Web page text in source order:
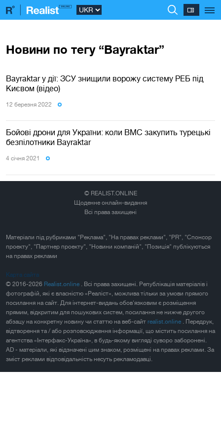
Новини по тегу “Bayraktar”
Bayraktar у дії: ЗСУ знищили ворожу систему РЕБ під
Києвом (відео)
12 березня 2022
Бойові дрони для України: коли ВМС закупить турецькі
безпілотники Bayraktar
4 сiчня 2021
© REALIST.ONLINE
Щоденне онлайн-видання
Всі права захищені
Матеріали під рубриками "Реклама", "На правах реклами", "PR", "Спонсор
проекту", "Партнер проекту", "Новини компаній", "Позиція" публікуються
на правах реклами
Карта сайта
© 2016-2026 Realist.online
. Всі права захищені. Републікація матеріалів і
фотографій, які є власністю «Реаліст», можлива тільки за умови прямого
посилання на сайт. Для інтернет-видань обов'язковим є розміщення
прямим, відкритим для пошукових систем, посилання не нижче другого
абзацу на конкретну новину чи статтю на веб-сайт realist.online
. Передрук,
відтворення та / або розповсюдження інформації, що містить посилання на
агентства «Інтерфакс-Україна», в будь-якому вигляді суворо заборонені.
AD - матеріали, які відзначені цим знаком, розміщені на правах реклами. За
зміст реклами відповідальність несуть рекламодавці.